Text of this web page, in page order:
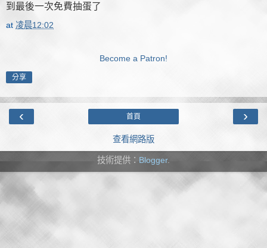
到最後一次免費抽蛋了
at 凌晨12:02
Become a Patron!
分享
‹ ›
首頁
查看網路版
技術提供： Blogger.